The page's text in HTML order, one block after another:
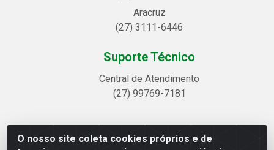
O nosso site coleta cookies próprios e de
Aracruz
(27) 3111-6446
Suporte Técnico
Central de Atendimento
(27) 99769-7181
Linhavix Distribuidora LTDA - Avenida Alegre, 2521 -